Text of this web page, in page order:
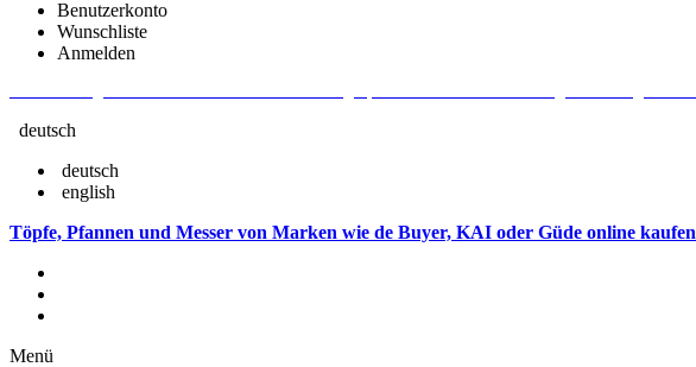
Benutzerkonto
Wunschliste
Anmelden
deutsch
deutsch
english
Töpfe, Pfannen und Messer von Marken wie de Buyer, KAI oder Güde online kaufen
Menü